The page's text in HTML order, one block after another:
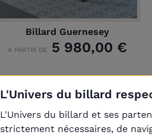
Billard Guernesey
A PARTIR DE5 980,00 €
L'Univers du billard
L'Univers du billard et ses
strictement nécessaires, de